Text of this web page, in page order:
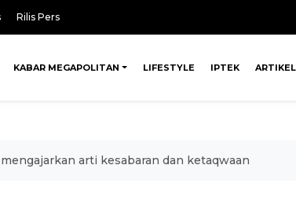
Rilis Pers
KABAR MEGAPOLITAN LIFESTYLE IPTEK ARTIKEL
arti kesabaran dan ketaqwaan